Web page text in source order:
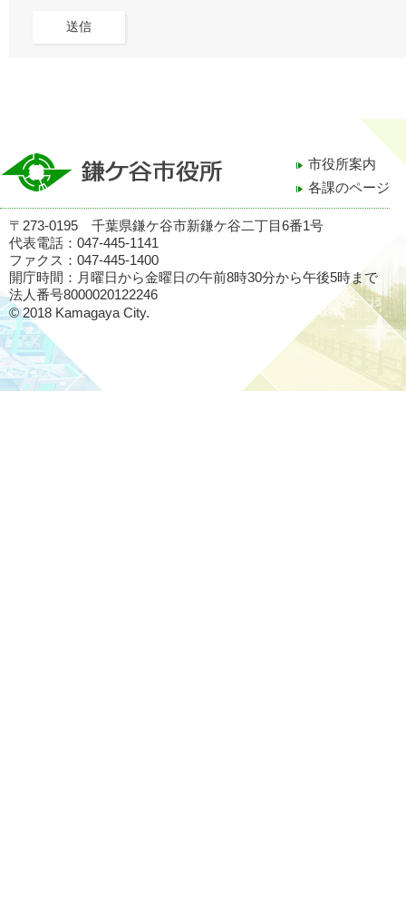
市役所案内
各課のページ
〒273-0195 千葉県鎌ケ谷市新鎌ケ谷二丁目6番1号
代表電話：047-445-1141
ファクス：047-445-1400
開庁時間：月曜日から金曜日の午前8時30分から午後5時まで
法人番号8000020122246
© 2018 Kamagaya City.